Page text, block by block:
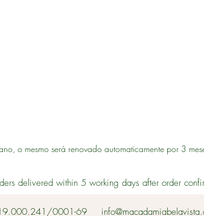
o mesmo será renovado automaticamente por 3
delivered within 5 working days after order
0001-69